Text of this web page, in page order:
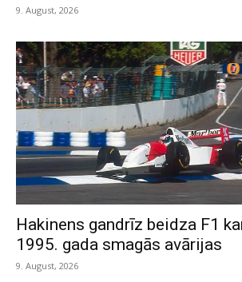
9. August, 2026
Hakinens gandrīz beidza F1
1995. gada smagās avārijas
9. August, 2026